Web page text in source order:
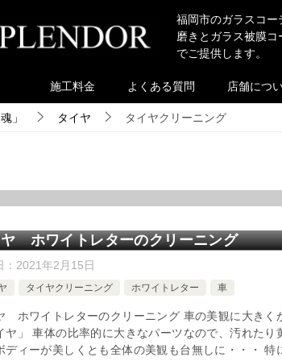
福岡市のガラスコ
磨きとガラス被膜
でご提供します。
施工料金 よくある質問 店舗につ
」 タイヤ タイヤクリーニング
ホワイトレターのクリーニング
2021年2月15日
タイヤクリーニング ホワイトレター 車
ホワイトレターのクリーニング 車の美観に大きく
ヤ」 車体の比率的に大きなパーツなので、汚れたり
ディーが美しくとも全体の美観も台無しに・・・ 特